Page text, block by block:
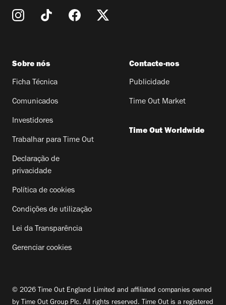
Sobre nós
Ficha Técnica
Comunicados
Investidores
Trabalhar para Time Out
Declaração de
privacidade
Política de cookies
Condições de utilização
Lei da Transparência
Gerenciar cookies
Contacte-nos
Publicidade
Time Out Market
Time Out Worldwide
© 2026 Time Out England Limited and affiliated companies owned
by Time Out Group Plc. All rights reserved. Time Out is a registered